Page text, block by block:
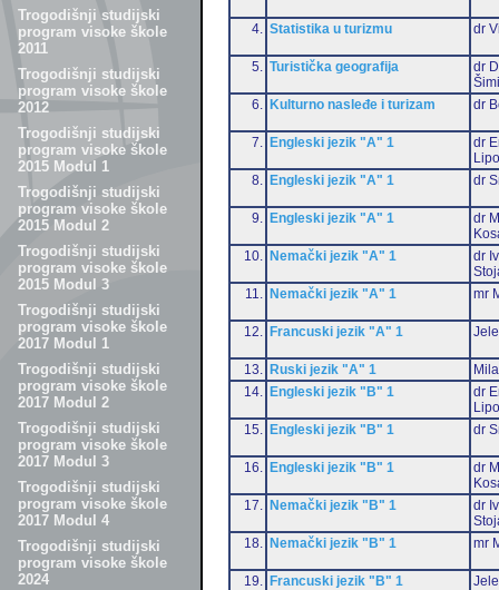
Trogodišnji studijski
program visoke škole
2011
Trogodišnji studijski
program visoke škole
2012
Trogodišnji studijski
program visoke škole
2015 Modul 1
Trogodišnji studijski
program visoke škole
2015 Modul 2
Trogodišnji studijski
program visoke škole
2015 Modul 3
Trogodišnji studijski
program visoke škole
2017 Modul 1
Trogodišnji studijski
program visoke škole
2017 Modul 2
Trogodišnji studijski
program visoke škole
2017 Modul 3
Trogodišnji studijski
program visoke škole
2017 Modul 4
Trogodišnji studijski
program visoke škole
2024
4. Statistika u turizmu dr
5. Turistička geografija
dr
6.
Kulturno nasleđe i turizam dr
7. Engleski jezik "A" 1
dr
8.
Engleski jezik "A" 1 dr
9. Engleski jezik "A" 1
dr
10.
Nemački jezik "A" 1
dr
11.
Nemački jezik "A" 1 mr
12. Francuski jezik "A" 1
13. Ruski jezik "A" 1
14.
Engleski jezik "B" 1
dr
15.
Engleski jezik "B" 1 dr
16. Engleski jezik "B" 1
dr
17.
Nemački jezik "B" 1
dr
18.
Nemački jezik "B" 1 mr
19. Francuski jezik "B" 1